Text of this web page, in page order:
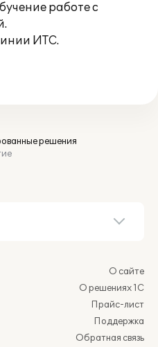
работе с
ИТС.
решения
О сайте
О решениях 1С
Прайс-лист
Поддержка
Обратная связь